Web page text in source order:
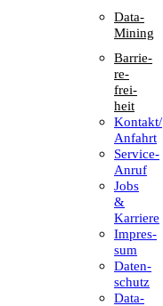
Data-
Mining
Barrie­
re­
frei­
heit
Kontakt/​​
Anfahrt
Service-
Anruf
Jobs
&
Karriere
Impres­
sum
Daten­
schutz
Data-